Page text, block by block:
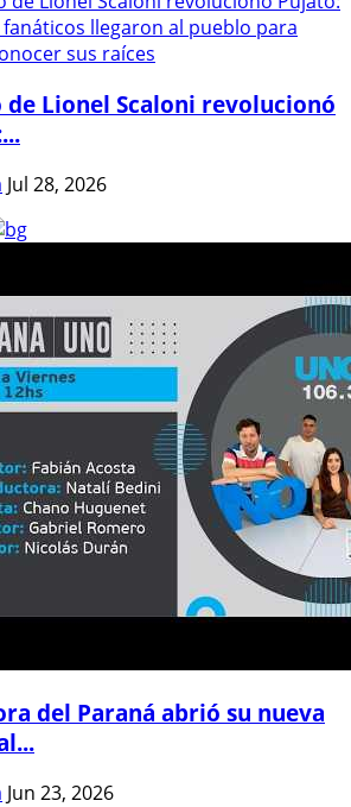
de Lionel Scaloni revolucionó
Jul 28, 2026
del Paraná abrió su nueva
Jun 23, 2026